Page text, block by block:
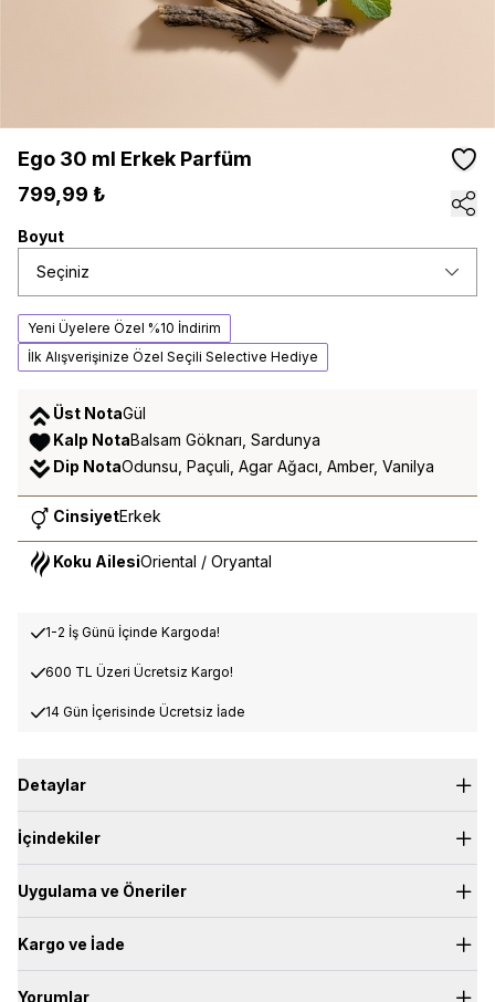
Ego 30 ml Erkek Parfüm
799,99 ₺
Boyut
Seçiniz
Yeni Üyelere Özel %10 İndirim
İlk Alışverişinize Özel Seçili Selective Hediye
Üst NotaGül
Kalp NotaBalsam Göknarı, Sardunya
Dip NotaOdunsu, Paçuli, Agar Ağacı, Amber, Vanilya
CinsiyetErkek
Koku AilesiOriental / Oryantal
1-2 İş Günü İçinde Kargoda!
600 TL Üzeri Ücretsiz Kargo!
14 Gün İçerisinde Ücretsiz İade
Detaylar
Üst Nota:Gül
Kalp Nota:Balsam Göknarı, Sardunya
Dip Nota:Odunsu, Paçuli, Ağar Ağacı, Vanilya, Amber
İçindekiler
Uygulama ve Öneriler
Kargo ve İade
Yorumlar